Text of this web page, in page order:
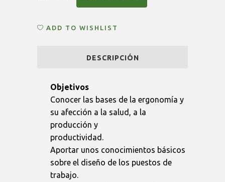
de ADD TO WISHLIST
DESCRIPCIÓN
Objetivos
Conocer las bases de la ergonomía y
su afección a la salud, a la
producción y
productividad.
Aportar unos conocimientos básicos
sobre el diseño de los puestos de
trabajo.